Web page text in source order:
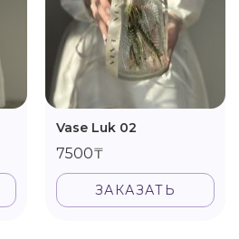
Vase Luk 02
7500₸
ЗАКАЗАТЬ